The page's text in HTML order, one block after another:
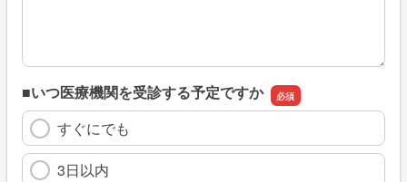
■いつ医療機関を受診する予定ですか
すぐにでも
3日以内